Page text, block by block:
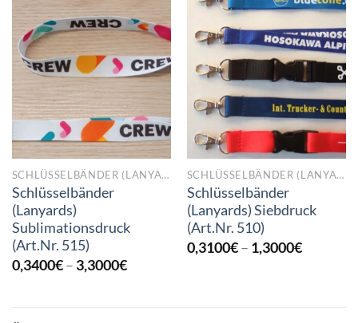
SCHLÜSSELBÄNDER (LANYARDS)
Schlüsselbänder
(Lanyards)
Sublimationsdruck
(Art.Nr. 515)
0,3400€ – 3,3000€Preisspanne:
SCHLÜSSELBÄNDER (LANYARDS)
Schlüsselbänder
(Lanyards) Siebdruck
(Art.Nr. 510)
0,3100€ – 1,3000€